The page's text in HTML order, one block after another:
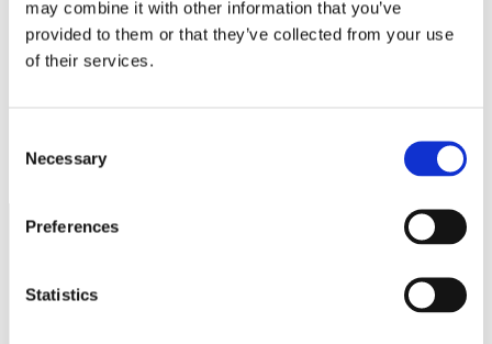
may combine it with other information that you’ve
provided to them or that they’ve collected from your use
of their services.
Selection
Necessary
Preferences
Statistics
företagen i vårändringsbudgetten